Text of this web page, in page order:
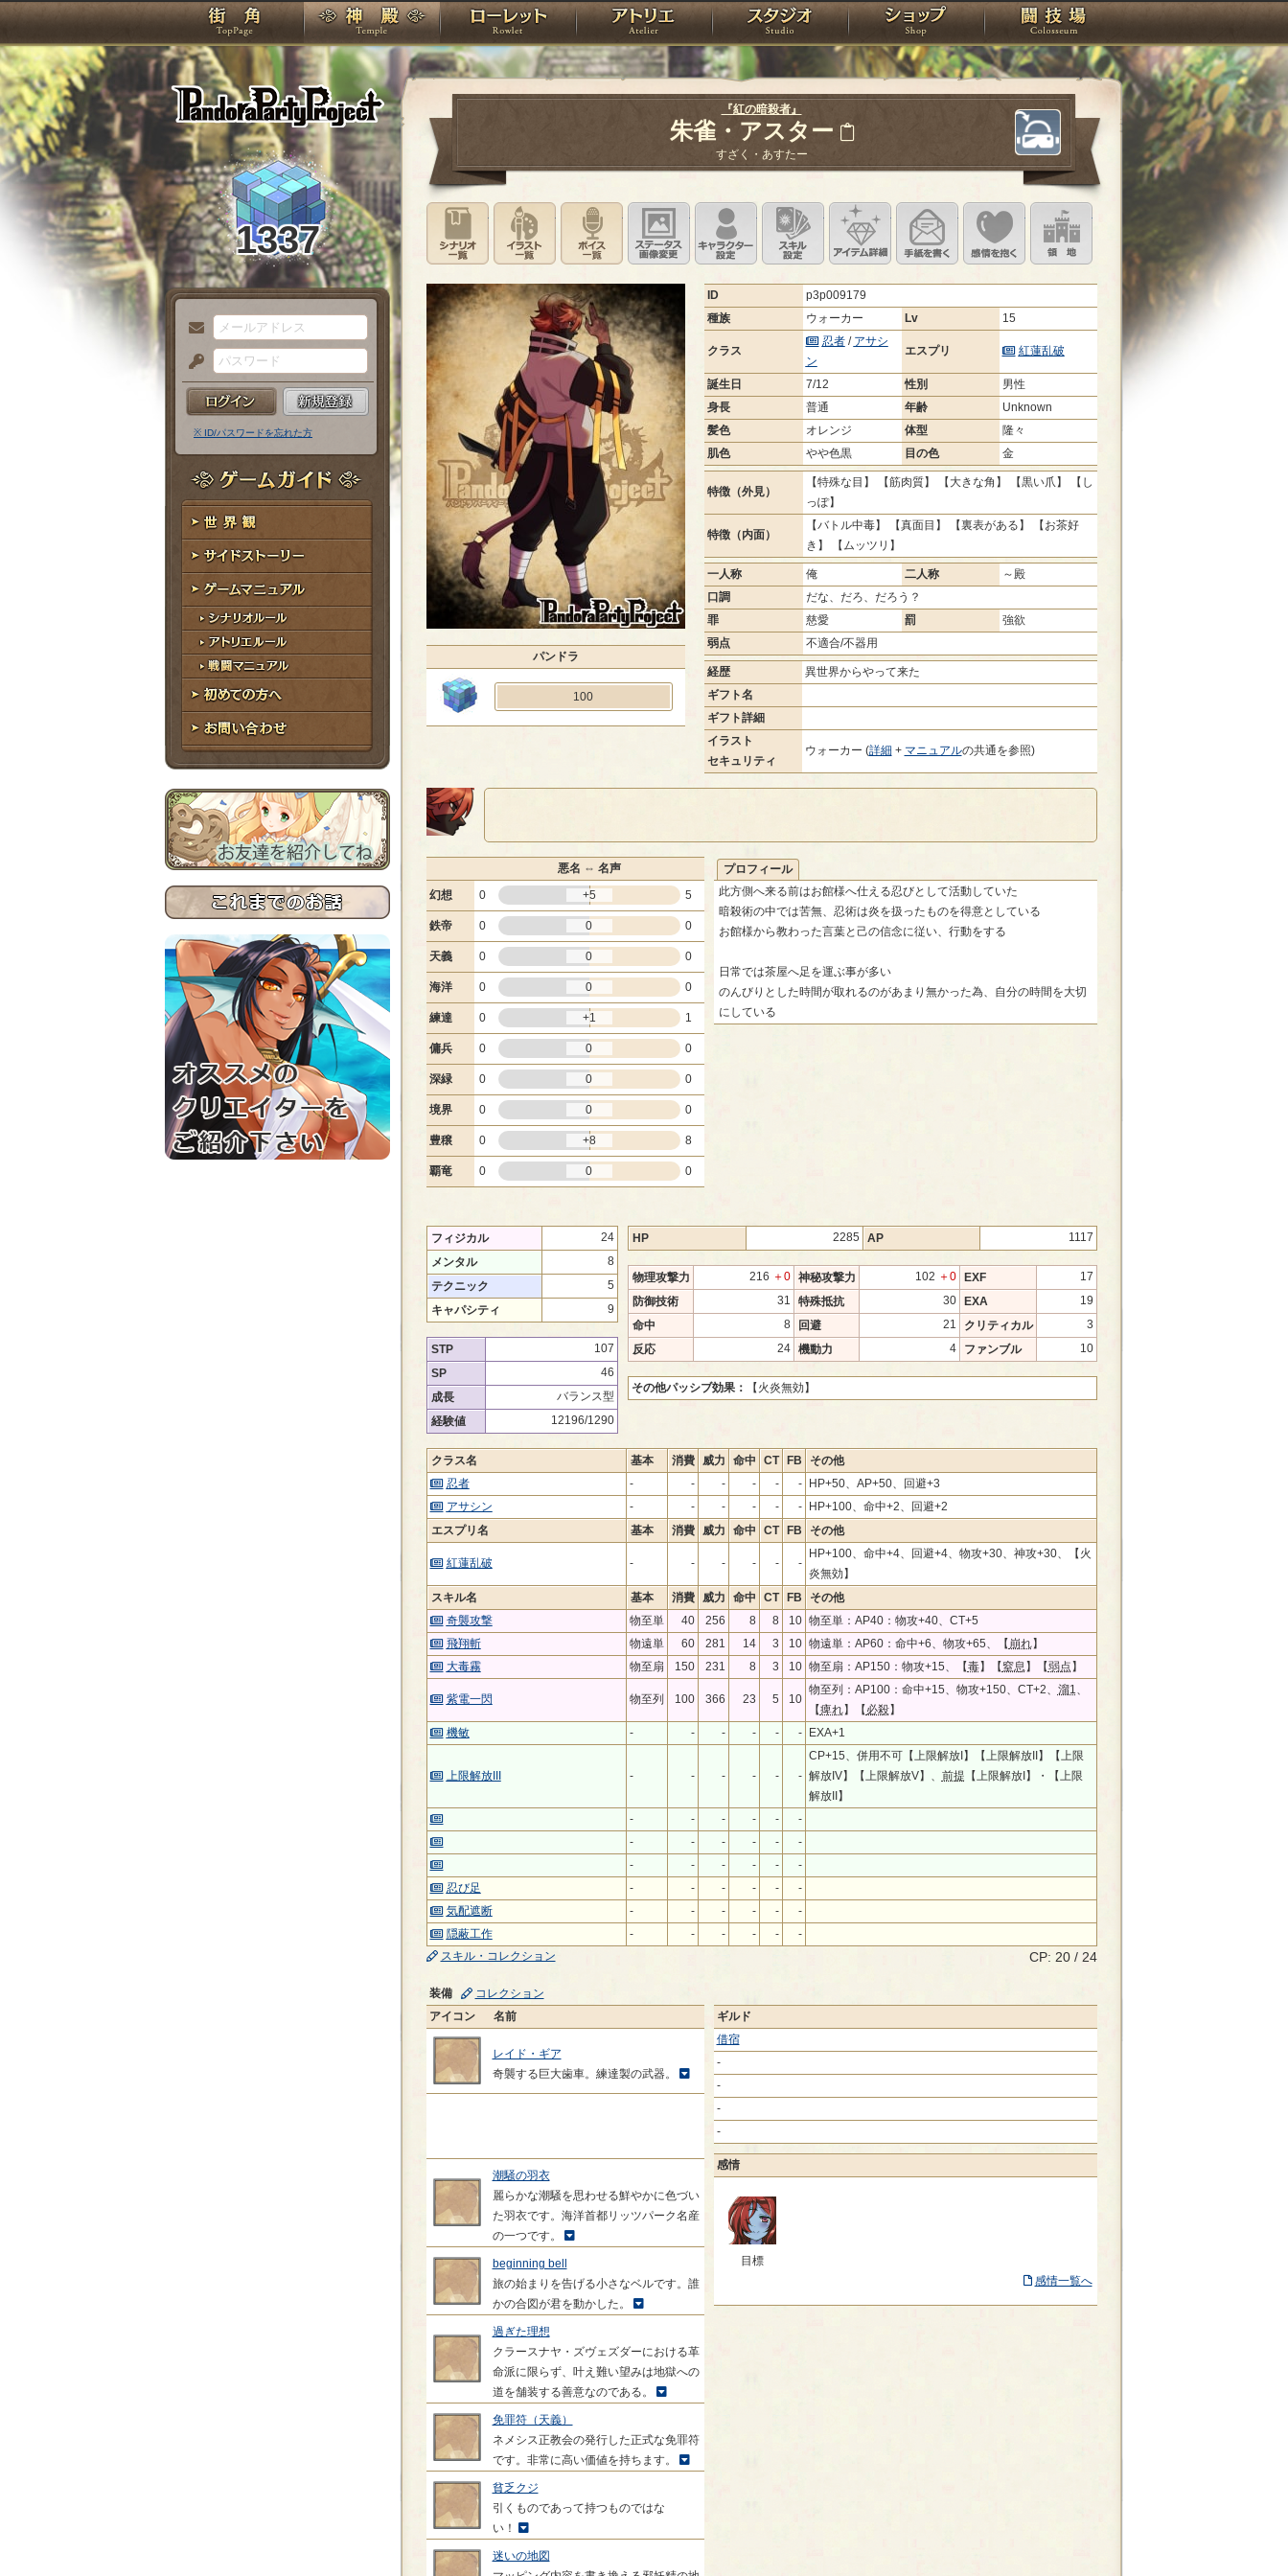
PandoraPartyProject
TOP 神殿 ローレット アトリエ スタジオ ショップ 闘技場
1337
メ
ー
ル
ア
ド
レ
ス
パ
ス
ー
ド
※ ID/パスワードを忘れた方
ゲームガイド
世界観
サイドストーリー
ゲームマニュアル
シナリオルール
アトリエルール
戦闘マニュアル
初めての方へ
お問い合わせ
『紅の暗殺者』
朱雀・アスター
すざく・あすたー
シナリオ一覧イラスト一覧ボイス一覧 ステータス画像変更キャラクター設定
スキル設定 アイテム詳細手紙を書く このキャラクターに感情を抱く
パンドラ
100
ID
p3p009179
種族
ウォーカー Lv 15
クラス
忍者/ アサシ
ン
エスプリ 紅蓮乱破
誕生日 7/12 性別
男性
身長
普通 年齢
Unknown
髪色
オレンジ 体型
隆々
肌色
やや色黒 目の色 金
特徴（外見）
【特殊な目】 【筋肉質】 【大きな角】 【黒い爪】 【し
っぽ】
特徴（内面）
【バトル中毒】 【真面目】 【裏表がある】 【お茶好
き】 【ムッツリ】
一人称 俺 二人称
～殿
口調
だな、だろ、だろう？
罪
慈愛 罰
強欲
弱点
不適合/不器用
経歴
異世界からやって来た
ギフト名
ギフト詳細
イラスト
セキュリティ
ウォーカー (詳細 + マニュアルの共通を参照)
悪名 ⇔ 名声
幻想
0 +5 5
鉄帝 0 0 0
天義 0 0 0
海洋 0 0 0
練達 0 +1 1
傭兵 0 0 0
深緑 0 0 0
境界 0 0 0
豊穣 0 +8 8
覇竜 0 0 0
プロフィール
此方側へ来る前はお館様へ仕える忍びとして活動していた
暗殺術の中では苦無、忍術は炎を扱ったものを得意としている
お館様から教わった言葉と己の信念に従い、行動をする
日常では茶屋へ足を運ぶ事が多い
のんびりとした時間が取れるのがあまり無かった為、自分の時間を大切
にしている
フィジカル
24
メンタル
8
テクニック
5
キャパシティ
9
STP
107
SP
46
成長
バランス型
経験値
12196/1290
HP 2285 AP 1117
物理攻撃力 216 ＋0 神秘攻撃力 102 ＋0 EXF
17
防御技術
31 特殊抵抗 30 EXA
19
命中
8 回避 21 クリティカル
3
反応
24 機動力 4 ファンブル 10
その他パッシブ効果： 【火炎無効】
クラス名 基本 消費 威力 命中 CT FB
その他
忍者
- - - - - -
HP+50、AP+50、回避+3
アサシン
- - - - - -
HP+100、命中+2、回避+2
エスプリ名
基本 消費 威力 命中 CT FB その他
紅蓮乱破 - - - - - -
HP+100、命中+4、回避+4、物攻+30、神攻+30、【火
炎無効】
スキル名
基本 消費 威力 命中 CT FB
その他
奇襲攻撃
物至単 40 256 8 8 10 物至単：AP40：物攻+40、CT+5
飛翔斬
物遠単 60 281 14 3 10 物遠単：AP60：命中+6、物攻+65、【 崩れ】
大毒霧
物至扇 150 231 8 3 10 物至扇：AP150：物攻+15、【毒】【窒息 】【弱点 】
紫電一閃 物至列 100 366 23 5 10
物至列：AP100：命中+15、物攻+150、CT+2、 溜1、
【痺れ】【 必殺】
機敏
- - - - - - EXA+1
上限解放III - - - - - -
CP+15、併用不可【上限解放I】【上限解放II】【上限
解放IV】【上限解放V】、 前提 【上限解放I】・【上限
解放II】
-
- - - -
-
-
- - - -
-
-
- - - -
-
忍び足
- - - - -
-
気配遮断
- - - - -
-
隠蔽工作
- - - - -
-
スキル・コレクション
CP: 20 / 24
装備
コレクション
アイコン
名前
レイド・ギア
奇襲する巨大歯車。練達製の武器。
潮騒の羽衣
麗らかな潮騒を思わせる鮮やかに色づい
た羽衣です。海洋首都リッツパーク名産
の一つです。
beginning bell
旅の始まりを告げる小さなベルです。誰
かの合図が君を動かした。
過ぎた理想
クラースナヤ・ズヴェズダーにおける革
命派に限らず、叶え難い望みは地獄への
道を舗装する善意なのである。
免罪符（天義）
ネメシス正教会の発行した正式な免罪符
です。非常に高い価値を持ちます。
貧乏クジ
引くものであって持つものではな
い！
迷いの地図
ギルド
借宿
-
-
-
-
感情
目標
感情一覧へ